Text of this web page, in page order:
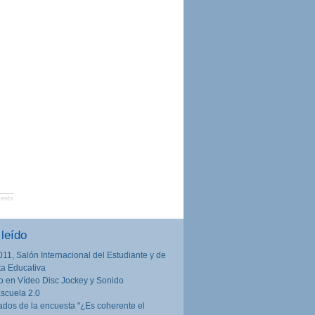
Salón Internacional del Estudiante y de
Educativa
en Vídeo Disc Jockey y Sonido
2.0
de la encuesta "¿Es coherente el